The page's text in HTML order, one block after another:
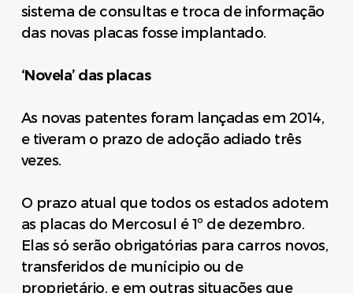
sistema de consultas e troca de informação
das novas placas fosse implantado.
‘Novela’ das placas
As novas patentes foram lançadas em 2014,
e tiveram o prazo de adoção adiado três
vezes.
O prazo atual que todos os estados adotem
as placas do Mercosul é 1º de dezembro.
Elas só serão obrigatórias para carros novos,
transferidos de munícipio ou de
proprietário, e em outras situações que